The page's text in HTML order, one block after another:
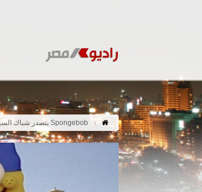
Spongebob يتصدر شباك السينما الأمريكية